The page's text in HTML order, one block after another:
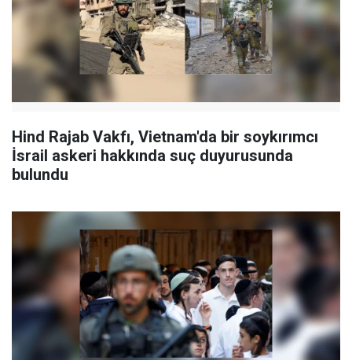
Hind Rajab Vakfı, Vietnam'da bir soykırımcı
İsrail askeri hakkında suç duyurusunda
bulundu